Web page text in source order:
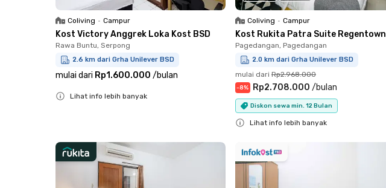
Coliving • Campur
Kost Victory Anggrek Loka Kost BSD
Rawa Buntu, Serpong
2.6 km dari Grha Unilever BSD
mulai dari Rp1.600.000 /bulan
Lihat info lebih banyak
Coliving • Campur
Kost Rukita Patra Suite Regentown
Pagedangan, Pagedangan
2.0 km dari Grha Unilever BSD
mulai dari Rp2.968.000
-8% Rp2.708.000 /bulan
Diskon sewa min. 12 Bulan
Lihat info lebih banyak